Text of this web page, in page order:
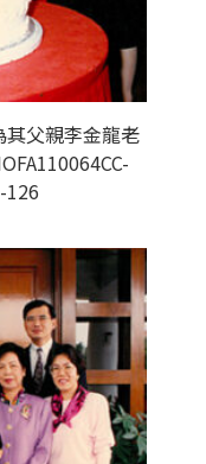
父親李金龍老
126